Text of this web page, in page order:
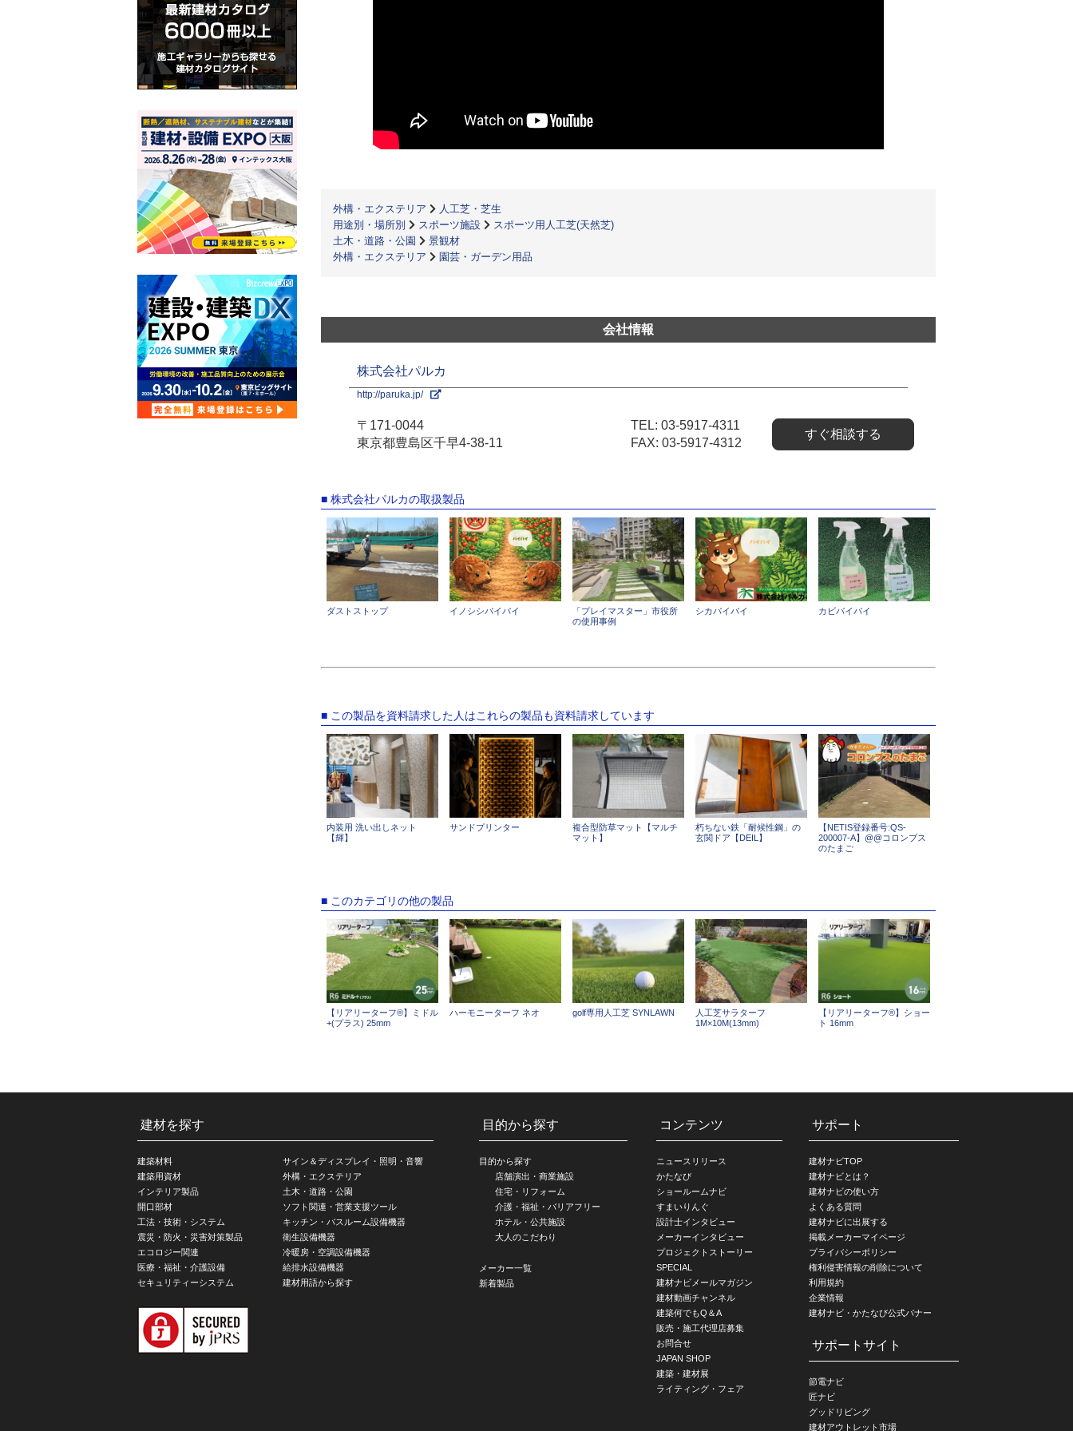
外構・エクステリア
人工芝・芝生
用途別・場所別
スポーツ施設
スポーツ用人工芝(天然芝)
土木・道路・公園
景観材
外構・エクステリア
園芸・ガーデン用品
会社情報
株式会社パルカ
http://paruka.jp/
〒171-0044
東京都豊島区千早4-38-11
TEL: 03-5917-4311
FAX: 03-5917-4312
すぐ相談する
■ 株式会社パルカの取扱製品
ダストストップ イノシシバイバイ
「プレイマスター」市役所
の使用事例
シカバイバイ カビバイバイ
■ この製品を資料請求した人はこれらの製品も資料請求しています
内装用 洗い出しネット
【輝】
サンドプリンター
複合型防草マット【マルチ
マット】
朽ちない鉄「耐候性鋼」の
玄関ドア【DEIL】
【NETIS登録番号:QS-
200007-A】@@コロンブス
のたまご
■ このカテゴリの他の製品
【リアリーターフ®】ミドル
+(プラス) 25mm
ハーモニーターフ ネオ golf専用人工芝 SYNLAWN
人工芝サラターフ
1M×10M(13mm)
【リアリーターフ®】ショー
ト 16mm
建材を探す
建築材料
建築用資材
インテリア製品
開口部材
工法・技術・システム
震災・防火・災害対策製品
エコロジー関連
医療・福祉・介護設備
セキュリティーシステム
サイン＆ディスプレイ・照明・音響
外構・エクステリア
土木・道路・公園
ソフト関連・営業支援ツール
キッチン・バスルーム設備機器
衛生設備機器
冷暖房・空調設備機器
給排水設備機器
建材用語から探す
目的から探す
目的から探す
店舗演出・商業施設
住宅・リフォーム
介護・福祉・バリアフリー
ホテル・公共施設
大人のこだわり
メーカー一覧
新着製品
コンテンツ
ニュースリリース
かたなび
ショールームナビ
すまいりんぐ
設計士インタビュー
メーカーインタビュー
プロジェクトストーリー
SPECIAL
建材ナビメールマガジン
建材動画チャンネル
建築何でもQ＆A
販売・施工代理店募集
お問合せ
JAPAN SHOP
建築・建材展
ライティング・フェア
サポート
建材ナビTOP
建材ナビとは？
建材ナビの使い方
よくある質問
建材ナビに出展する
掲載メーカーマイページ
プライバシーポリシー
権利侵害情報の削除について
利用規約
企業情報
建材ナビ・かたなび公式バナー
サポートサイト
節電ナビ
匠ナビ
グッドリビング
建材アウトレット市場